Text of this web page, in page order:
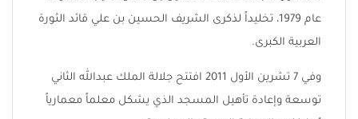
عام 1979، تخليداً لذكرى الشريف الحسين بن علي قائد الثورة
العربية الكبرى.
وفي 7 تشرين الأول 2011 افتتح جلالة الملك عبدالله الثاني
توسعة وإعادة تأهيل المسجد الذي يشكل معلماً معمارياً